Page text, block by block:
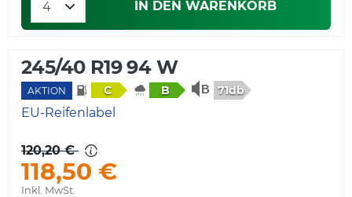
IN DEN WARENKORB
245/40 R19 94 W
AKTION C B 71db
EU-Reifenlabel
120,20 €
118,50 €
Inkl. MwSt.